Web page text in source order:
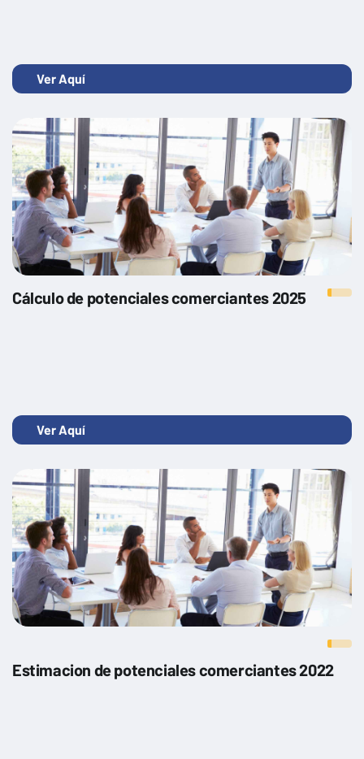
Ver Aquí
Cálculo de potenciales comerciantes 2025
Ver Aquí
Estimacion de potenciales comerciantes 2022